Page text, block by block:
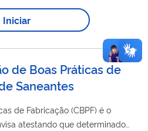
estabelecimento cumpre com as
e Armazenagem ou Boas Práticas
na legislação em vigor. Nesse
cadastrada na...
Iniciar
de Boas Práticas de
Saneantes
de Fabricação (CBPF) é o
atestando que determinado